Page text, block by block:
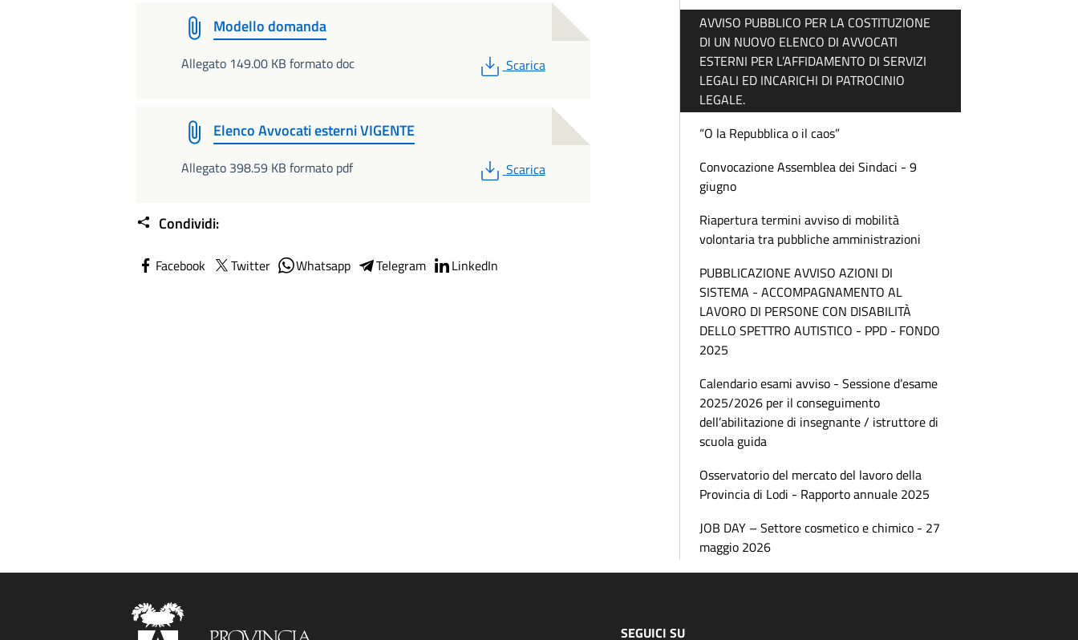
Modello domanda
Allegato 149.00 KB formato doc PDF
Scarica
Elenco Avvocati esterni VIGENTE
Allegato 398.59 KB formato pdf PDF
Scarica
Condividi:
Facebook Twitter Whatsapp Telegram LinkedIn
AVVISO PUBBLICO PER LA COSTITUZIONE
DI UN NUOVO ELENCO DI AVVOCATI
ESTERNI PER L’AFFIDAMENTO DI SERVIZI
LEGALI ED INCARICHI DI PATROCINIO
LEGALE.
“O la Repubblica o il caos”
Convocazione Assemblea dei Sindaci - 9
giugno
Riapertura termini avviso di mobilità
volontaria tra pubbliche amministrazioni
PUBBLICAZIONE AVVISO AZIONI DI
SISTEMA - ACCOMPAGNAMENTO AL
LAVORO DI PERSONE CON DISABILITÀ
DELLO SPETTRO AUTISTICO - PPD - FONDO
2025
Calendario esami avviso - Sessione d’esame
2025/2026 per il conseguimento
dell’abilitazione di insegnante / istruttore di
scuola guida
Osservatorio del mercato del lavoro della
Provincia di Lodi - Rapporto annuale 2025
JOB DAY – Settore cosmetico e chimico - 27
maggio 2026
SEGUICI SU